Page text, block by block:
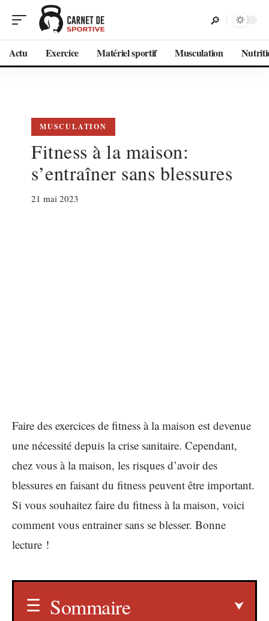
Actu Exercice Matériel sportif Musculation
MUSCULATION
Fitness à la maison:
s’entraîner sans blessures
21 mai 2023
Faire des exercices de fitness à la maison est devenue
une nécessité depuis la crise sanitaire. Cependant,
chez vous à la maison, les risques d’avoir des
blessures en faisant du fitness peuvent être important.
Si vous souhaitez faire du fitness à la maison, voici
comment vous entrainer sans se blesser. Bonne
lecture !
Sommaire